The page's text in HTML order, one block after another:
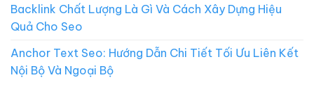
Backlink Chất Lượng Là Gì Và Cách Xây Dựng Hiệu
Quả Cho Seo
Anchor Text Seo: Hướng Dẫn Chi Tiết Tối Ưu Liên Kết
Nội Bộ Và Ngoại Bộ